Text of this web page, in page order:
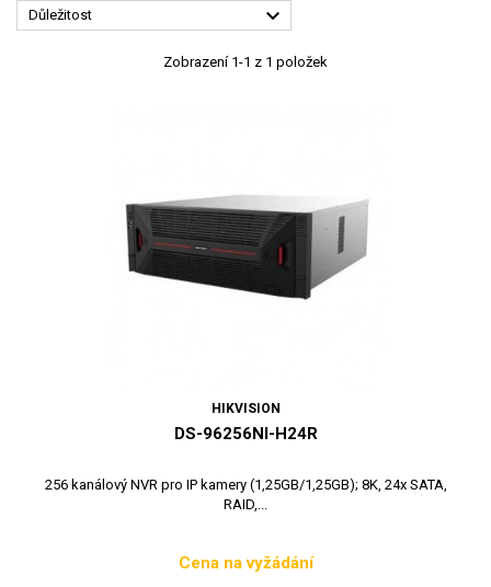
Důležitost 
Zobrazení 1-1 z 1 položek
HIKVISION
DS-96256NI-H24R
256 kanálový NVR pro IP kamery (1,25GB/1,25GB); 8K, 24x SATA,
RAID,...
Cena
Cena na vyžádání